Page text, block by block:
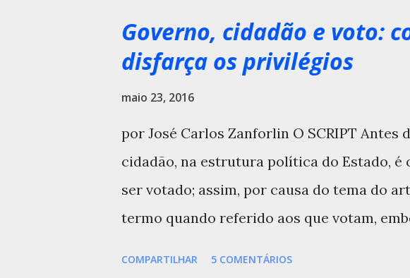
Governo, cidadão e voto:
disfarça os privilégios
maio 23, 2016
por José Carlos Zanforlin O SCRIPT Antes
cidadão, na estrutura política do Estado, é
ser votado; assim, por causa do tema do
termo quando referido aos que votam,
COMPARTILHAR 5 COMENTÁRIOS